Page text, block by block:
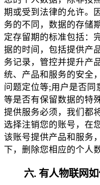
期或受到法律的允许。
务的不同，数据的存储
定存留期的标准包括：
据的时间，包括提供产
务记录，管控并提升产
统、产品和服务的安全
问题定位等;用户是否同
等是否有保留数据的特
提供服务必须，我们都
选择注销您的账号，在
该账号提供产品和服务
下，删除您相应的个人
六. 有人物联网如